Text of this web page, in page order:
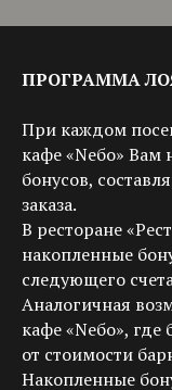
ПРОГРАММА
При каждом
кафе «Nебо» Вам
бонусов,
заказа.
В ресторане
накопленные
следующего
Аналогичная
кафе «Nебо»,
от стоимости
Накопленные